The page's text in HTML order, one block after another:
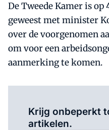
De Tweede Kamer is op
geweest met minister
over de voorgenomen
om voor een
aanmerking te komen.
Krijg onbeperkt
artikelen.